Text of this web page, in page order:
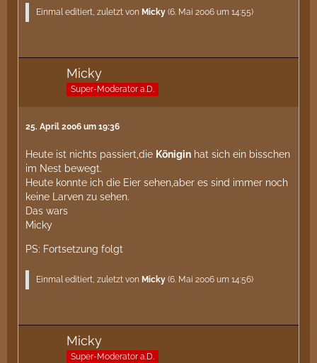
Einmal editiert, zuletzt von Micky (6. Mai 2006 um 14:55)
Micky
Super-Moderator a.D.
25. April 2006 um 19:36
Heute ist nichts passiert,die Königin hat sich ein bisschen
im Nest bewegt.
Heute konnte ich die Eier sehen,aber es sind immer noch
keine Larven zu sehen.
Das wars
Micky
PS: Fortsetzung folgt
Einmal editiert, zuletzt von Micky (6. Mai 2006 um 14:56)
Micky
Super-Moderator a.D.